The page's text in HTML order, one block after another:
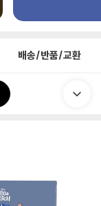
배송/반품/교환